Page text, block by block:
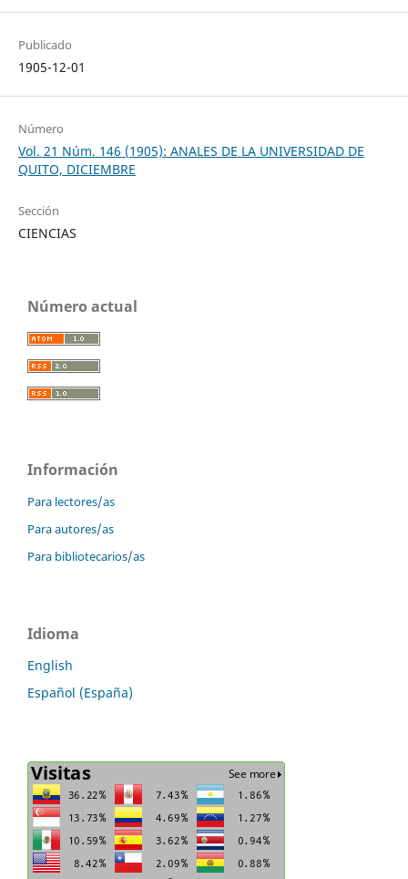
Publicado
1905-12-01
Número
Vol. 21 Núm. 146 (1905): ANALES DE LA UNIVERSIDAD DE
QUITO, DICIEMBRE
Sección
CIENCIAS
Número actual
Información
Para lectores/as
Para autores/as
Para bibliotecarios/as
Idioma
English
Español (España)